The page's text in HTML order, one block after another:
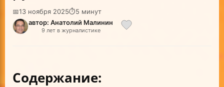
📅13 ноября 2025⏱5 минут
автор: Анатолий Малинин
9 лет в журналистике
Содержание: